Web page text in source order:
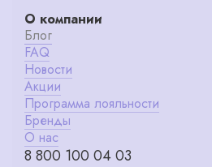
О компании
Блог
FAQ
Новости
Акции
Программа лояльности
Бренды
О нас
8 800 100 04 03